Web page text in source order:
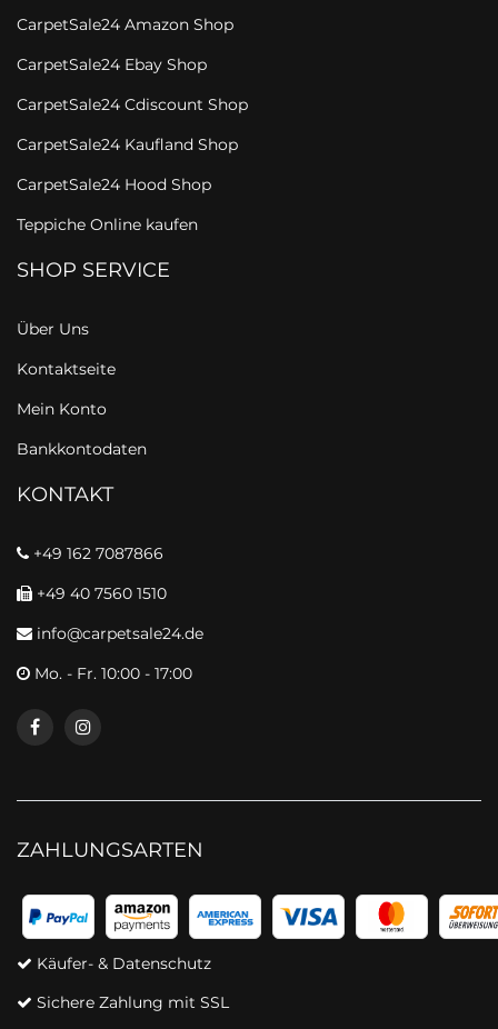
CarpetSale24 Amazon Shop
CarpetSale24 Ebay Shop
CarpetSale24 Cdiscount Shop
CarpetSale24 Kaufland Shop
CarpetSale24 Hood Shop
Teppiche Online kaufen
SHOP SERVICE
Über Uns
Kontaktseite
Mein Konto
Bankkontodaten
KONTAKT
+49 162 7087866
+49 40 7560 1510
info@carpetsale24.de
Mo. - Fr. 10:00 - 17:00
ZAHLUNGSARTEN
Käufer- & Datenschutz
Sichere Zahlung mit SSL